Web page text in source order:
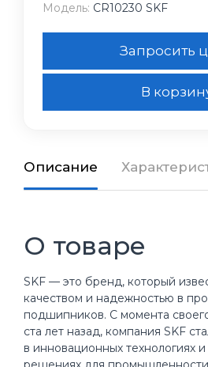
Модель: CR10230 SKF
Запросить
В
Описание
О товаре
SKF — это бренд, который
качеством и надежностью в
подшипников. С момента
ста лет назад, компания SKF
в инновационных технологиях